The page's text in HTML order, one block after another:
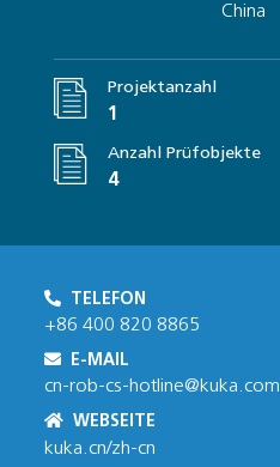
China
Projektanzahl
1
Anzahl Prüfobjekte
4
TELEFON
+86 400 820 8865
E-MAIL
cn-rob-cs-hotline@kuka.com
WEBSEITE
kuka.cn/zh-cn